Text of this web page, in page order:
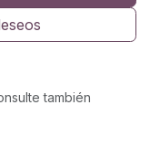
también